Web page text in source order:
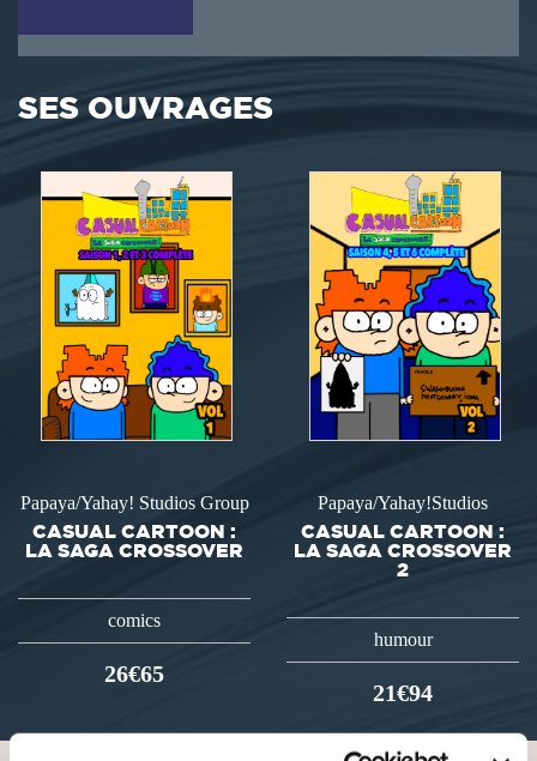
SES OUVRAGES
Papaya/Yahay! Studios Group
CASUAL CARTOON :
LA SAGA CROSSOVER
comics
26€65
Papaya/Yahay!Studios
CASUAL CARTOON :
LA SAGA CROSSOVER
2
humour
21€94